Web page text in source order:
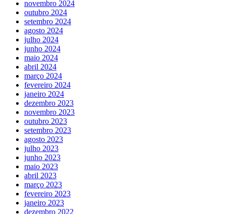
novembro 2024
outubro 2024
setembro 2024
agosto 2024
julho 2024
junho 2024
maio 2024
abril 2024
março 2024
fevereiro 2024
janeiro 2024
dezembro 2023
novembro 2023
outubro 2023
setembro 2023
agosto 2023
julho 2023
junho 2023
maio 2023
abril 2023
março 2023
fevereiro 2023
janeiro 2023
dezembro 2022